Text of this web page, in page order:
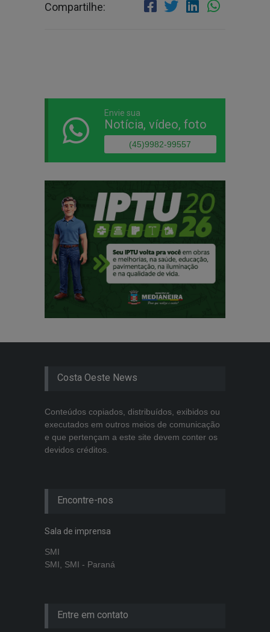
Compartilhe:
Envie sua
Notícia, vídeo, foto
(45)9982-99557
Costa Oeste News
Conteúdos copiados, distribuídos, exibidos ou
executados em outros meios de comunicação
e que pertençam a este site devem conter os
devidos créditos.
Encontre-nos
Sala de imprensa
SMI
SMI, SMI - Paraná
Entre em contato